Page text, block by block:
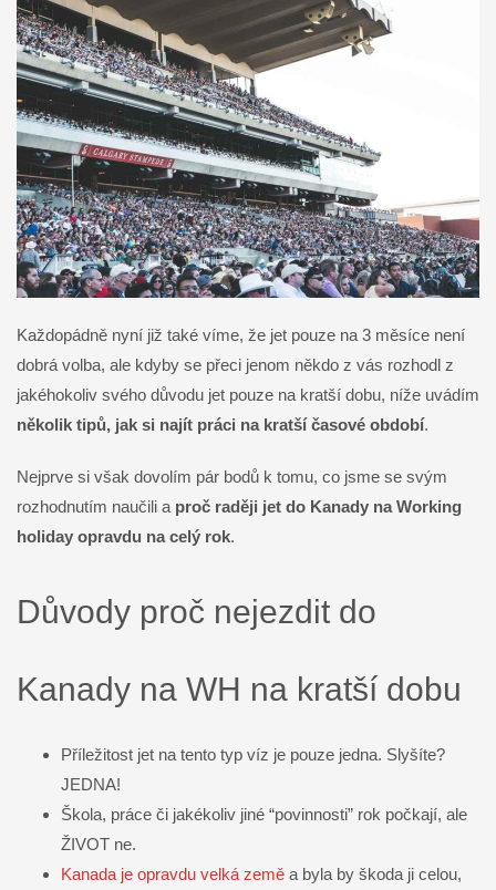
Každopádně nyní již také víme, že jet pouze na 3 měsíce není
dobrá volba, ale kdyby se přeci jenom někdo z vás rozhodl z
jakéhokoliv svého důvodu jet pouze na kratší dobu, níže uvádím
několik tipů, jak si najít práci na kratší časové období.
Nejprve si však dovolím pár bodů k tomu, co jsme se svým
rozhodnutím naučili a proč raději jet do Kanady na Working
holiday opravdu na celý rok.
Důvody proč nejezdit do
Kanady na WH na kratší dobu
Příležitost jet na tento typ víz je pouze jedna. Slyšíte?
JEDNA!
Škola, práce či jakékoliv jiné “povinnosti” rok počkají, ale
ŽIVOT ne.
Kanada je opravdu velká země a byla by škoda ji celou,